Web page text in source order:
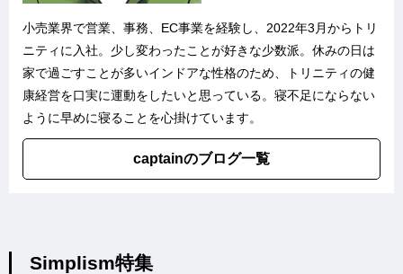
小売業界で営業、事務、EC事業を経験し、2022年3月からトリ
ニティに入社。少し変わったことが好きな少数派。休みの日は
家で過ごすことが多いインドアな性格のため、トリニティの健
康経営を口実に運動をしたいと思っている。寝不足にならない
ように早めに寝ることを心掛けています。
captainのブログ一覧
Simplism特集